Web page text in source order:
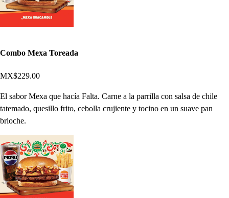
Combo Mexa Toreada
MX$229.00
El sabor Mexa que hacía Falta. Carne a la parrilla con salsa de chile
tatemado, quesillo frito, cebolla crujiente y tocino en un suave pan
brioche.